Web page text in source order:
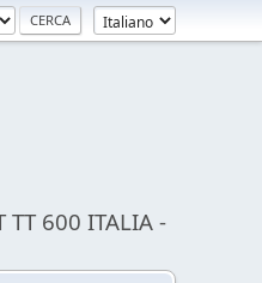
TT 600 ITALIA -